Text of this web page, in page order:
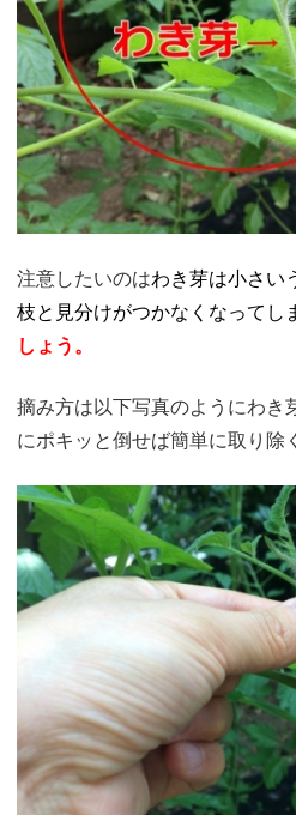
注意したいのはわき芽は小さい
枝と見分けがつかなくなってし
しょう。
摘み方は以下写真のようにわき
にポキッと倒せば簡単に取り除